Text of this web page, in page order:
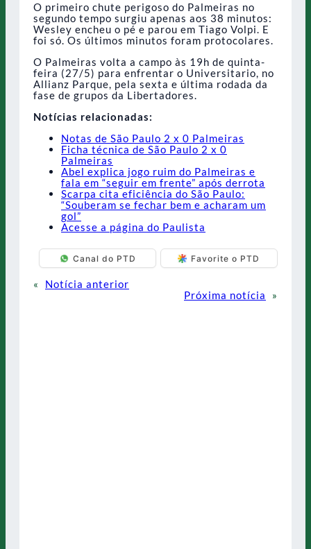
O primeiro chute perigoso do Palmeiras no
segundo tempo surgiu apenas aos 38 minutos:
Wesley encheu o pé e parou em Tiago Volpi. E
foi só. Os últimos minutos foram protocolares.
O Palmeiras volta a campo às 19h de quinta-
feira (27/5) para enfrentar o Universitario, no
Allianz Parque, pela sexta e última rodada da
fase de grupos da Libertadores.
Notícias relacionadas:
Notas de São Paulo 2 x 0 Palmeiras
Ficha técnica de São Paulo 2 x 0
Palmeiras
Abel explica jogo ruim do Palmeiras e
fala em “seguir em frente” após derrota
Scarpa cita eficiência do São Paulo:
“Souberam se fechar bem e acharam um
gol”
Acesse a página do Paulista
Canal do PTD Favorite o PTD
«
Notícia anterior
Próxima notícia
»